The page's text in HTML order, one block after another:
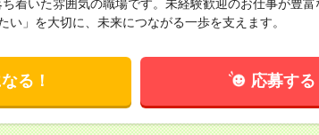
着いた雰囲気の職場です。未経験歓迎のお仕事が豊富
い」を大切に、未来につながる一歩を支えます。
る！ 応募する